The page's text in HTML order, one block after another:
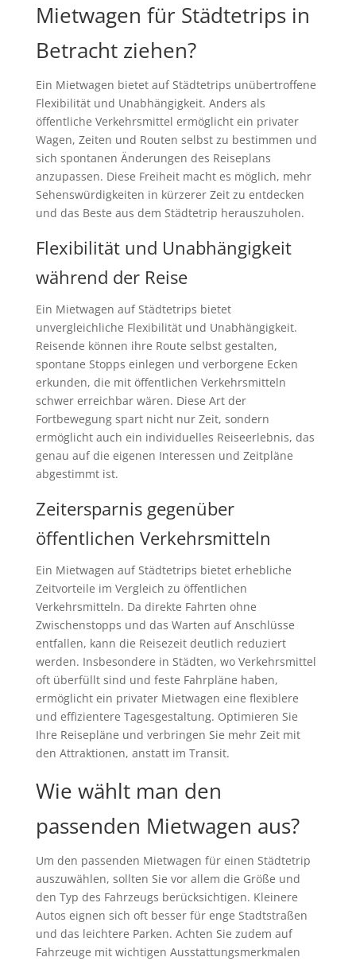
Mietwagen für Städtetrips in
Betracht ziehen?
Ein Mietwagen bietet auf Städtetrips unübertroffene
Flexibilität und Unabhängigkeit. Anders als
öffentliche Verkehrsmittel ermöglicht ein privater
Wagen, Zeiten und Routen selbst zu bestimmen und
sich spontanen Änderungen des Reiseplans
anzupassen. Diese Freiheit macht es möglich, mehr
Sehenswürdigkeiten in kürzerer Zeit zu entdecken
und das Beste aus dem Städtetrip herauszuholen.
Flexibilität und Unabhängigkeit
während der Reise
Ein Mietwagen auf Städtetrips bietet
unvergleichliche Flexibilität und Unabhängigkeit.
Reisende können ihre Route selbst gestalten,
spontane Stopps einlegen und verborgene Ecken
erkunden, die mit öffentlichen Verkehrsmitteln
schwer erreichbar wären. Diese Art der
Fortbewegung spart nicht nur Zeit, sondern
ermöglicht auch ein individuelles Reiseerlebnis, das
genau auf die eigenen Interessen und Zeitpläne
abgestimmt ist.
Zeitersparnis gegenüber
öffentlichen Verkehrsmitteln
Ein Mietwagen auf Städtetrips bietet erhebliche
Zeitvorteile im Vergleich zu öffentlichen
Verkehrsmitteln. Da direkte Fahrten ohne
Zwischenstopps und das Warten auf Anschlüsse
entfallen, kann die Reisezeit deutlich reduziert
werden. Insbesondere in Städten, wo Verkehrsmittel
oft überfüllt sind und feste Fahrpläne haben,
ermöglicht ein privater Mietwagen eine flexiblere
und effizientere Tagesgestaltung. Optimieren Sie
Ihre Reisepläne und verbringen Sie mehr Zeit mit
den Attraktionen, anstatt im Transit.
Wie wählt man den
passenden Mietwagen aus?
Um den passenden Mietwagen für einen Städtetrip
auszuwählen, sollten Sie vor allem die Größe und
den Typ des Fahrzeugs berücksichtigen. Kleinere
Autos eignen sich oft besser für enge Stadtstraßen
und das leichtere Parken. Achten Sie zudem auf
Fahrzeuge mit wichtigen Ausstattungsmerkmalen